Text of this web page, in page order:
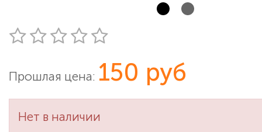
Прошлая цена: 150 руб
Нет в наличии